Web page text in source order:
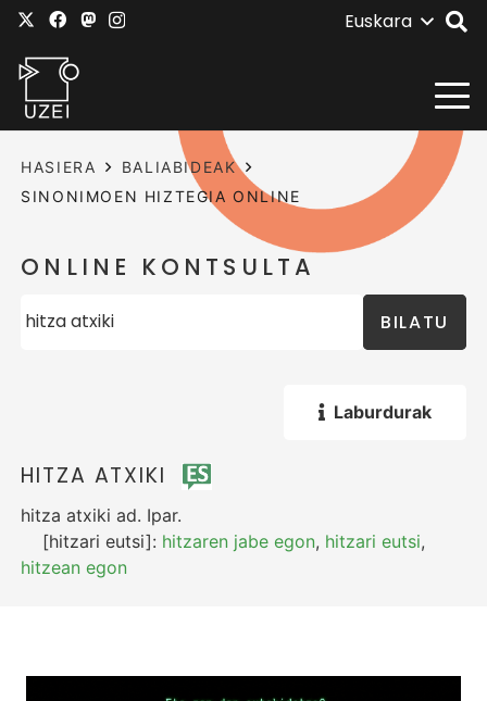
Euskara
HASIERA
BALIABIDEAK
SINONIMOEN HIZTEGIA ONLINE
ONLINE KONTSULTA
BILATU
Laburdurak
HITZA ATXIKI
hitza atxiki ad. Ipar.
[hitzari eutsi]: hitzaren jabe egon, hitzari eutsi,
hitzean egon